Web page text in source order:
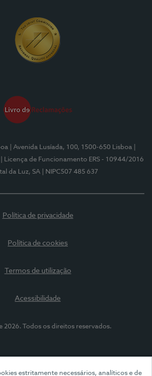
estritamente necessários, analíticos e de
| Avenida Lusíada, 100, 1500-650 Lisboa
| Licença de Funcionamento ERS - 10944/2016
da Luz, SA
| NIPC507 485 637
Política de privacidade
Política de cookies
Termos de utilização
Acessibilidade
2026. Todos os direitos reservados.